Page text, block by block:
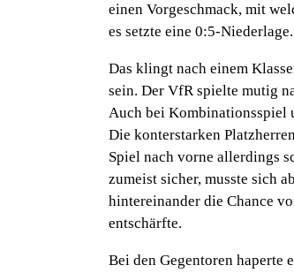
einen Vorgeschmack, mit
es setzte eine 0:5-Niederlage.
Das klingt nach einem
sein. Der VfR spielte mutig
Auch bei Kombinationsspiel
Die konterstarken
Spiel nach vorne allerdings
zumeist sicher, musste sich
hintereinander die Chance
entschärfte.
Bei den Gegentoren haperte